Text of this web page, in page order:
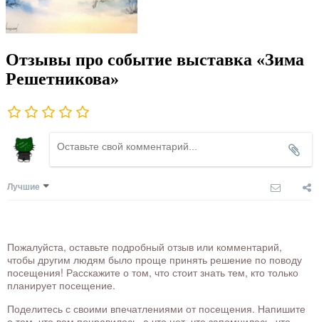
Отзывы про событие выставка «Зима
Решетникова»
Лучшие
Пожалуйста, оставьте подробный отзыв или комментарий,
чтобы другим людям было проще принять решение по поводу
посещения! Расскажите о том, что стоит знать тем, кто только
планирует посещение.
Поделитесь с своими впечатлениями от посещения. Напишите